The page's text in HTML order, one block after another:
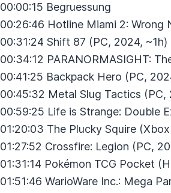
00:00:15 Begruessung
00:26:46 Hotline Miami 2: Wrong
00:31:24 Shift 87 (PC, 2024, ~1h)
00:34:12 PARANORMASIGHT:
00:41:25 Backpack Hero (PC,
00:45:32 Metal Slug Tactics (PC,
00:59:25 Life is Strange: Double
01:20:03 The Plucky Squire
01:27:52 Crossfire: Legion (PC,
01:31:14 Pokémon TCG Pocket
01:51:46 WarioWare Inc.: Mega